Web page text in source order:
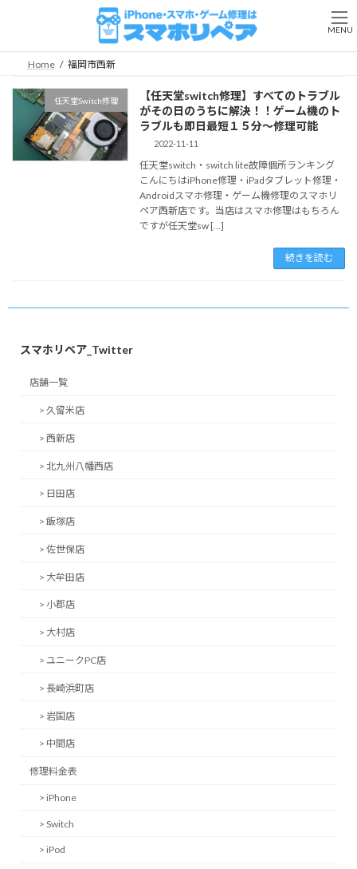
Home 福岡市西新
任天堂Switch修理
【任天堂switch修理】すべてのトラブル
がその日のうちに解決！！ゲーム機のト
ラブルも即日最短１５分～修理可能
2022-11-11
任天堂switch・switch lite故障個所ランキング
こんにちはiPhone修理・iPadタブレット修理・
Androidスマホ修理・ゲーム機修理のスマホリ
ペア西新店です。当店はスマホ修理はもちろん
ですが任天堂sw […]
続きを読む
スマホリペア_Twitter
店舗一覧
> 久留米店
> 西新店
> 北九州八幡西店
> 日田店
> 飯塚店
> 佐世保店
> 大牟田店
> 小郡店
> 大村店
> ユニークPC店
> 長崎浜町店
> 岩国店
> 中間店
修理料金表
> iPhone
> Switch
> iPod
MENU